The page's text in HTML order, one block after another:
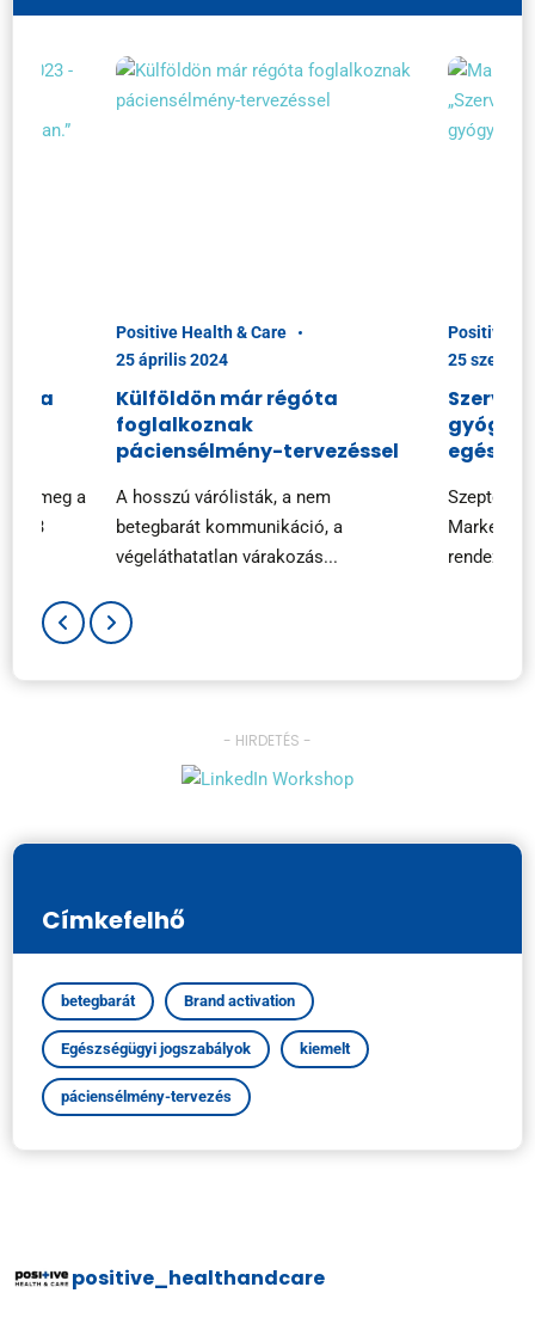
a
meg a
2023
Positive Health & Care
25 április 2024
Külföldön már régóta
foglalkoznak
páciensélmény-tervezéssel
A hosszú várólisták, a nem
betegbarát kommunikáció, a
végeláthatatlan várakozás...
Positive
25
Marketing
- HIRDETÉS -
Címkefelhő
betegbarát Brand activation
Egészségügyi jogszabályok kiemelt
páciensélmény-tervezés
positive_healthandcare